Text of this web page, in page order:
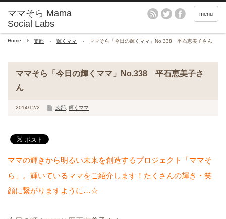
menu
Home 支部 輝くママ ママそら「今日の輝くママ」No.338 平石恵美子さん
ママそら「今日の輝くママ」No.338 平石恵美子さ
ん
2014/12/2 支部 輝くママ
ママの輝きから明るい未来を創造するプロジェクト「ママそ
ら」。輝いているママをご紹介します！たくさんの輝き・笑
顔に繋がりますように…☆